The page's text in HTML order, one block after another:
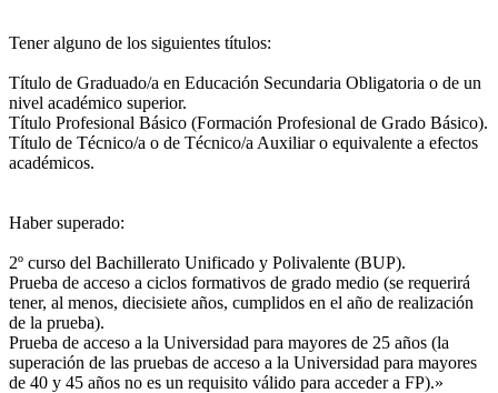
Tener alguno de los siguientes títulos:
Título de Graduado/a en Educación Secundaria Obligatoria o de un
nivel académico superior.
Título Profesional Básico (Formación Profesional de Grado Básico).
Título de Técnico/a o de Técnico/a Auxiliar o equivalente a efectos
académicos.
Haber superado:
2º curso del Bachillerato Unificado y Polivalente (BUP).
Prueba de acceso a ciclos formativos de grado medio (se requerirá
tener, al menos, diecisiete años, cumplidos en el año de realización
de la prueba).
Prueba de acceso a la Universidad para mayores de 25 años (la
superación de las pruebas de acceso a la Universidad para mayores
de 40 y 45 años no es un requisito válido para acceder a FP).»